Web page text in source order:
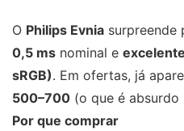
O Philips Evnia surpreende
0,5 ms nominal e
sRGB). Em ofertas, já
500–700 (o que é
Por que comprar